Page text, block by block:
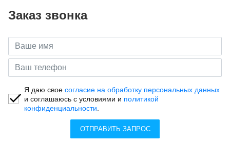
Заказ звонка
Я даю своесогласие на обработку персональных данных
и соглашаюсь с условиями и политикой
конфиденциальности.
ОТПРАВИТЬ ЗАПРОС